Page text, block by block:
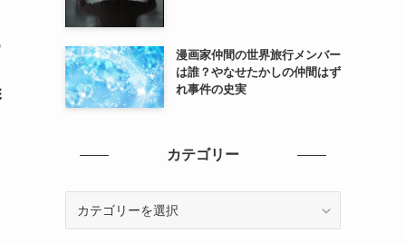
漫画家仲間の世界旅行メンバー
は誰？やなせたかしの仲間はず
れ事件の史実
カテゴリー